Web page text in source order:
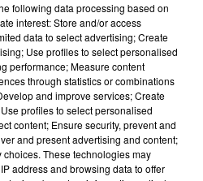
following data processing based on
interest: Store and/or access
data to select advertising; Create
Use profiles to select personalised
performance; Measure content
through statistics or combinations
and improve services; Create
profiles to select personalised
content; Ensure security, prevent and
and present advertising and content;
These technologies may
address and browsing data to offer